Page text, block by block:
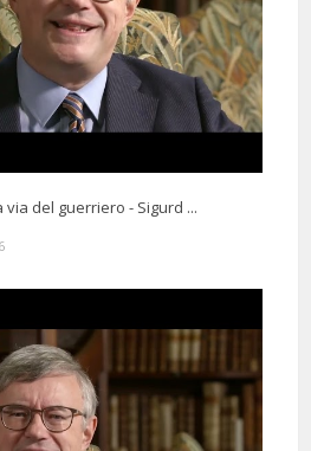
del guerriero - Sigurd ...